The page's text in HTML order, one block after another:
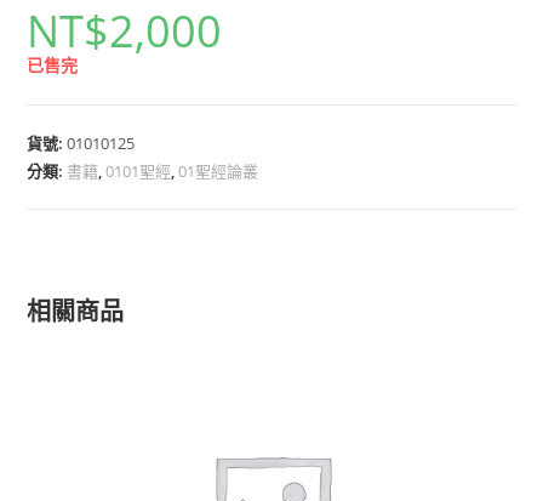
NT$2,000
已售完
貨號:01010125
分類: 書籍,0101聖經,01聖經論叢
相關商品